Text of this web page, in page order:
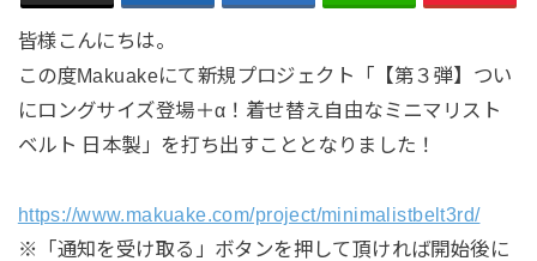
皆様こんにちは。
この度Makuakeにて新規プロジェクト「【第３弾】つい
にロングサイズ登場＋α！着せ替え自由なミニマリスト
ベルト 日本製」を打ち出すこととなりました！
https://www.makuake.com/project/minimalistbelt3rd/
※「通知を受け取る」ボタンを押して頂ければ開始後に